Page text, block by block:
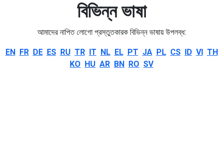
বিভিন্ন ভাষা
আমাদের নাপিত লোগো প্রস্তুতকারক বিভিন্ন ভাষায় উপলব্ধ:
EN FR DE ES RU TR IT NL EL PT JA PL CS ID VI TH
KO HU AR BN RO SV